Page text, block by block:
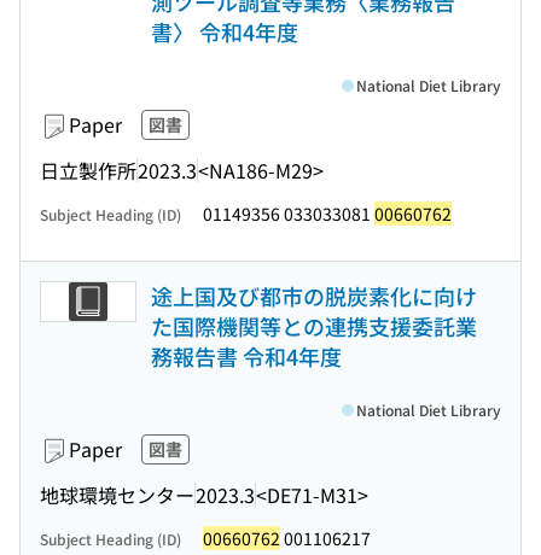
書〉 令和4年度
Paper 図書
日立製作所2023.3<NA186-M29>
National Diet Library
Subject Heading (ID) 01149356 033033081 00660762
途上国及び都市の脱炭素化に向け
た国際機関等との連携支援委託業
務報告書 令和4年度
Paper 図書
地球環境センター2023.3<DE71-M31>
National Diet Library
Subject Heading (ID) 00660762 001106217